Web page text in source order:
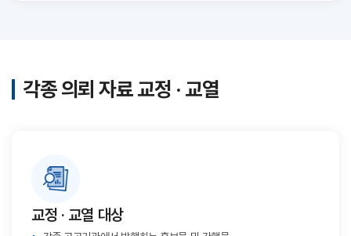
각종 의뢰 자료 교정 · 교열
교정 · 교열 대상